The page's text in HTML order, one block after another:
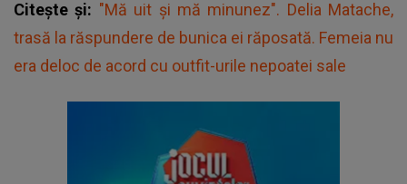
Citește și: "Mă uit și mă minunez". Delia Matache,
trasă la răspundere de bunica ei răposată. Femeia nu
era deloc de acord cu outfit-urile nepoatei sale